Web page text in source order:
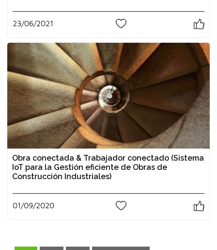
23/06/2021
Obra conectada & Trabajador conectado (Sistema
IoT para la Gestión eficiente de Obras de
Construcción Industriales)
01/09/2020